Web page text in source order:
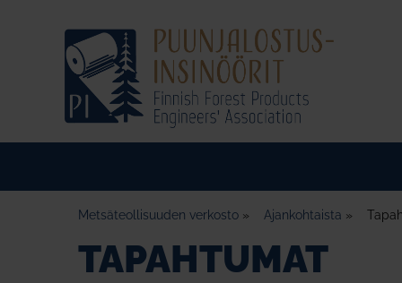
Metsäteollisuuden verkosto » Ajankohtaista »
TAPAHTUMAT